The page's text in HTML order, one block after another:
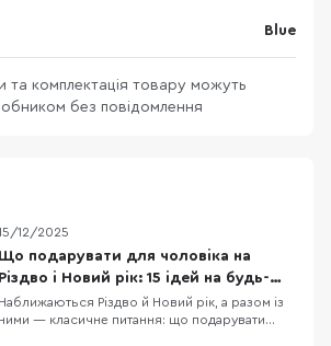
Blue
та комплектація товару можуть
без повідомлення
12/2025
Що подарувати для чоловіка на
Різдво і Новий рік: 15 ідей на будь-
який бюджет
Наближаються Різдво й Новий рік, а разом із
ними — класичне питання: що подарувати